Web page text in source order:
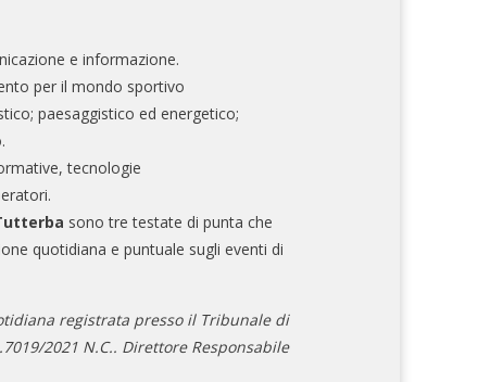
e informazione.
per il mondo sportivo
paesaggistico ed energetico;
tecnologie
sono tre testate di punta che
quotidiana e puntuale sugli eventi di
registrata presso il Tribunale di
2021 N.C.. Direttore Responsabile